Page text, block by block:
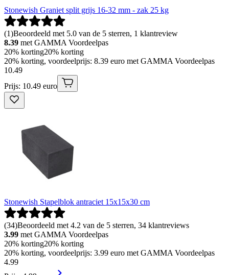
Stonewish Graniet split grijs 16-32 mm - zak 25 kg
(1)Beoordeeld met 5.0 van de 5 sterren, 1 klantreview
8.39 met GAMMA Voordeelpas
20% korting20% korting
20% korting, voordeelprijs: 8.39 euro met GAMMA Voordeelpas
10.49
Prijs: 10.49 euro
Stonewish Stapelblok antraciet 15x15x30 cm
(34)Beoordeeld met 4.2 van de 5 sterren, 34 klantreviews
3.99 met GAMMA Voordeelpas
20% korting20% korting
20% korting, voordeelprijs: 3.99 euro met GAMMA Voordeelpas
4.99